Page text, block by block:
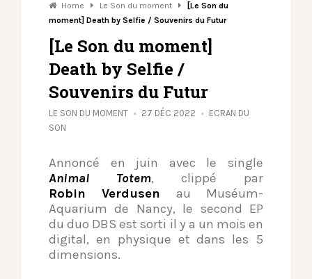
Home Le Son du moment
[Le Son du
moment] Death by Selfie / Souvenirs du Futur
[Le Son du moment]
Death by Selfie /
Souvenirs du Futur
LE SON DU MOMENT 27 DÉC 2022
ECRAN DU
SON
Annoncé en juin avec le single
Animal Totem, clippé par
Robin Verdusen au Muséum-
Aquarium de Nancy, le second EP
du duo DBS est sorti il y a un mois en
digital, en physique et dans les 5
dimensions.